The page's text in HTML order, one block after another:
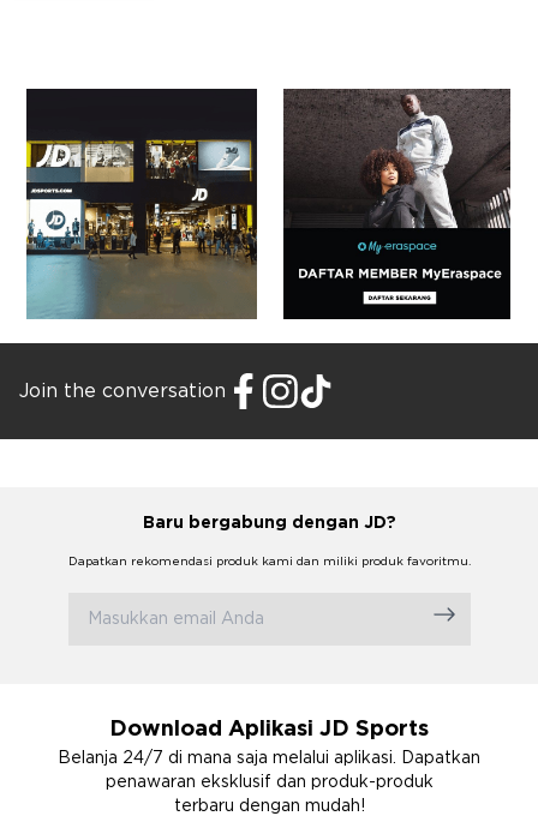
Join the conversation
Baru bergabung dengan JD?
Dapatkan rekomendasi produk kami dan miliki produk favoritmu.
Download Aplikasi JD Sports
Belanja 24/7 di mana saja melalui aplikasi. Dapatkan
penawaran eksklusif dan produk-produk
terbaru dengan mudah!